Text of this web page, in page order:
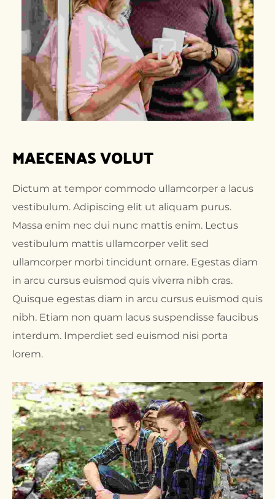
MAECENAS VOLUT
Dictum at tempor commodo ullamcorper a lacus
vestibulum. Adipiscing elit ut aliquam purus.
Massa enim nec dui nunc mattis enim. Lectus
vestibulum mattis ullamcorper velit sed
ullamcorper morbi tincidunt ornare. Egestas diam
in arcu cursus euismod quis viverra nibh cras.
Quisque egestas diam in arcu cursus euismod quis
nibh. Etiam non quam lacus suspendisse faucibus
interdum. Imperdiet sed euismod nisi porta
lorem.